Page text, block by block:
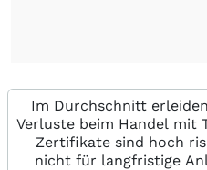
Im Durchschnitt
Verluste beim Handel mit
Zertifikate sind hoch
nicht für langfristige